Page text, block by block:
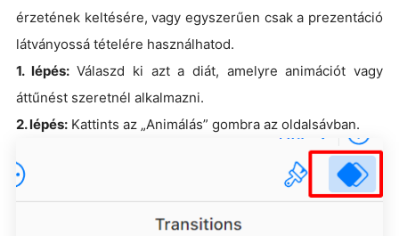
érzetének keltésére, vagy egyszerűen csak a prezentáció
látványossá tételére használhatod.
1. lépés:Válaszd ki azt a diát, amelyre animációt vagy
áttűnést szeretnél alkalmazni.
2. lépés: Kattints az „Animálás” gombra az oldalsávban.